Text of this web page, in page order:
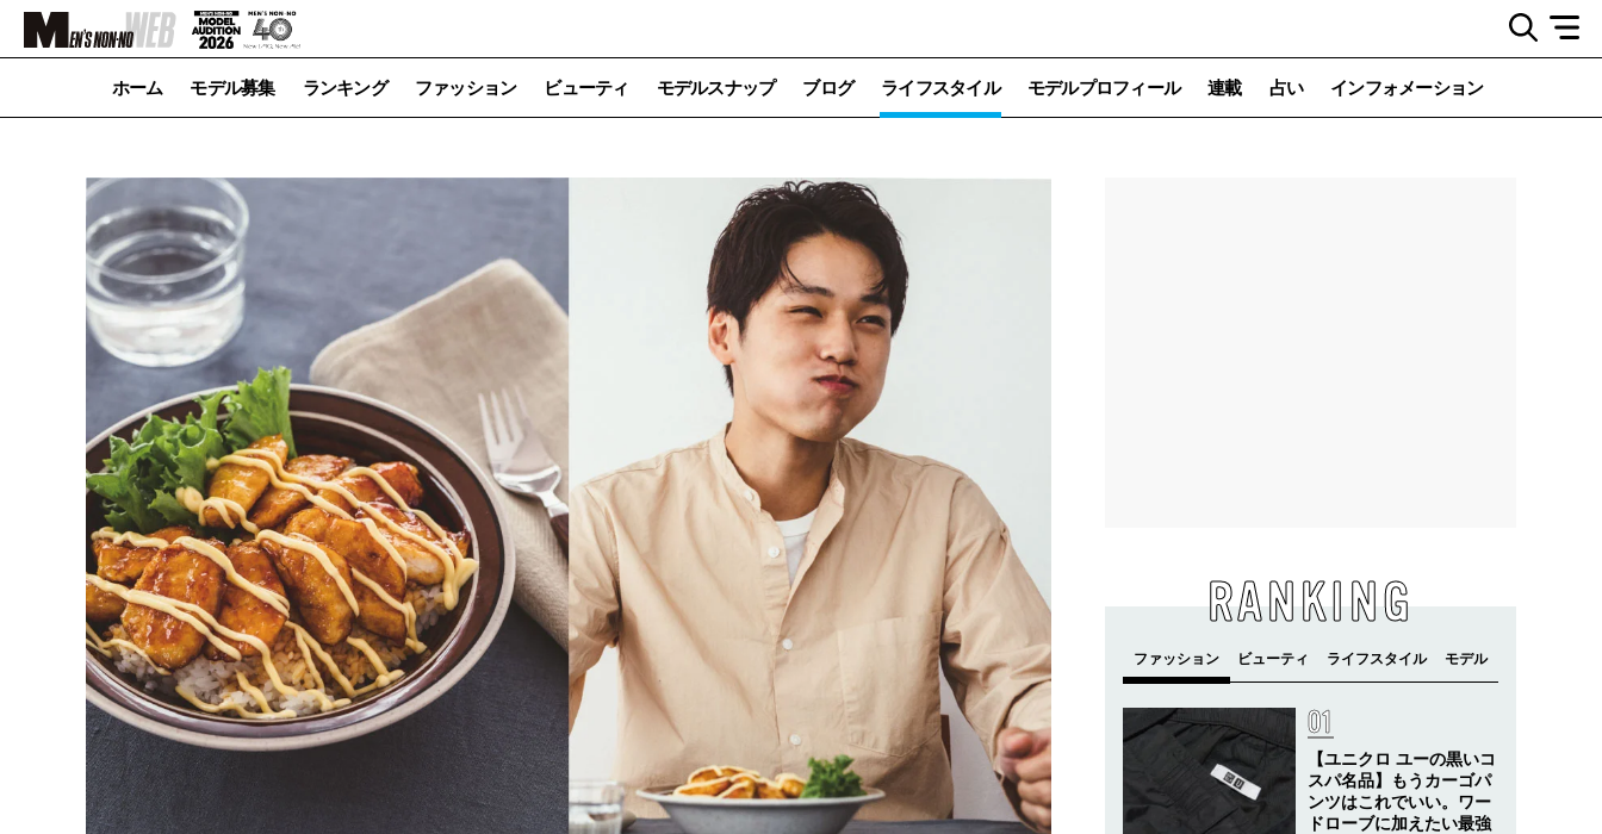
ホーム モデル募集 ランキング ファッション ビューティ モデルスナップ ブログ ライフスタイル モデルプロフィール 連載 占い インフォメーション
RANKING
【ユニクロ ユーの黒いコ
スパ名品】もうカーゴパ
ンツはこれでいい。ワー
ドローブに加えたい最強